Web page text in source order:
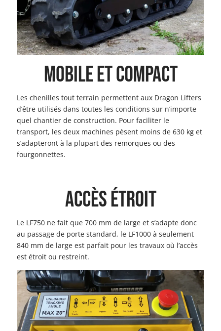
MOBILE ET COMPACT
Les chenilles tout terrain permettent aux Dragon Lifters
d’être utilisés dans toutes les conditions sur n’importe
quel chantier de construction. Pour faciliter le
transport, les deux machines pèsent moins de 630 kg et
s’adapteront à la plupart des remorques ou des
fourgonnettes.
ACCÈS ÉTROIT
Le LF750 ne fait que 700 mm de large et s’adapte donc
au passage de porte standard, le LF1000 à seulement
840 mm de large est parfait pour les travaux où l’accès
est étroit ou restreint.